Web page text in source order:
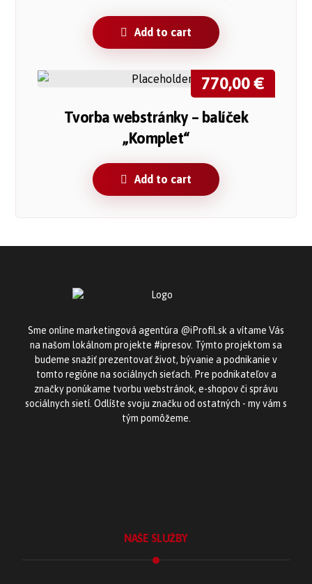
Add to cart
Tvorba webstránky – balíček
„Komplet“
770,00€
Add to cart
Sme online marketingová agentúra @iProfil.sk a vítame Vás
na našom lokálnom projekte #ipresov. Týmto projektom sa
budeme snažiť prezentovať život, bývanie a podnikanie v
tomto regióne na sociálnych sieťach. Pre podnikateľov a
značky ponúkame tvorbu webstránok, e-shopov či správu
sociálnych sietí. Odlíšte svoju značku od ostatných - my vám s
tým pomôžeme.
NAŠE SLUŽBY